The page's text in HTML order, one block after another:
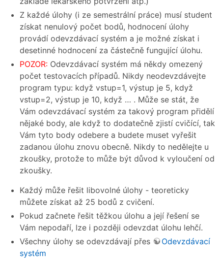
Z každé úlohy (i ze semestrální práce) musí student
získat nenulový počet bodů, hodnocení úlohy
provádí odevzdávací systém a je možné získat i
desetinné hodnocení za částečně fungující úlohu.
POZOR: Odevzdávací systém má někdy omezený
počet testovacích případů. Nikdy neodevzdávejte
program typu: když vstup=1, výstup je 5, když
vstup=2, výstup je 10, když … . Může se stát, že
Vám odevzdávací systém za takový program přidělí
nějaké body, ale když to dodatečně zjistí cvičící, tak
Vám tyto body odebere a budete muset vyřešit
zadanou úlohu znovu obecně. Nikdy to nedělejte u
zkoušky, protože to může být důvod k vyloučení od
zkoušky.
Každý může řešit libovolné úlohy - teoreticky
můžete získat až 25 bodů z cvičení.
Pokud začnete řešit těžkou úlohu a její řešení se
Vám nepodaří, lze i později odevzdat úlohu lehčí.
Všechny úlohy se odevzdávají přes
Odevzdávací
systém